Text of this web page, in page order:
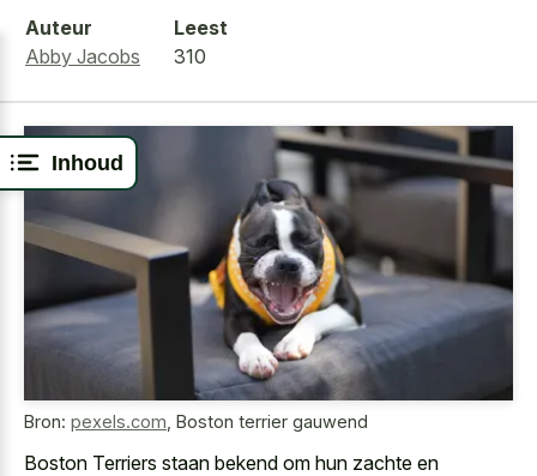
Inhoud
Auteur
Abby Jacobs
Leest
310
Bron: pexels.com Boston terrier gauwend
Boston Terriers staan bekend om hun zachte en